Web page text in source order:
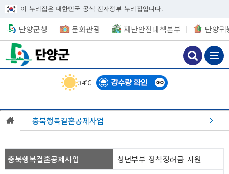
이 누리집은 대한민국 공식 전자정부 누리집입니다.
34℃
단양군청 문화관광 재난안전대책본부 단양귀
충북행복결혼공제사업
충북행복결혼공제사업
청년부부 정착장려금 지원